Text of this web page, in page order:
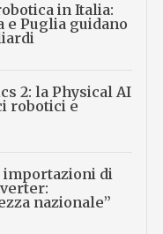
in Italia:
e Puglia guidano
2: la Physical AI
robotici e
importazioni di
nazionale”